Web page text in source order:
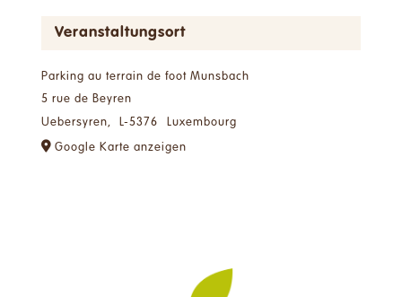
Veranstaltungsort
Parking au terrain de foot Munsbach
5 rue de Beyren
Uebersyren, L-5376
Luxembourg
Google Karte anzeigen